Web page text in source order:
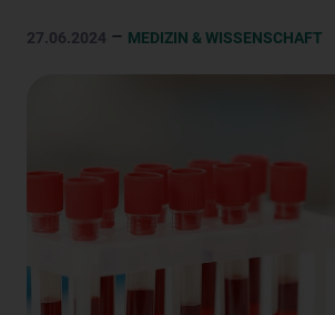
27.06.2024 – MEDIZIN & WISSENSCHAFT